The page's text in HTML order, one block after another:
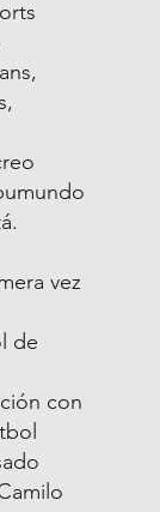
vez
de
con